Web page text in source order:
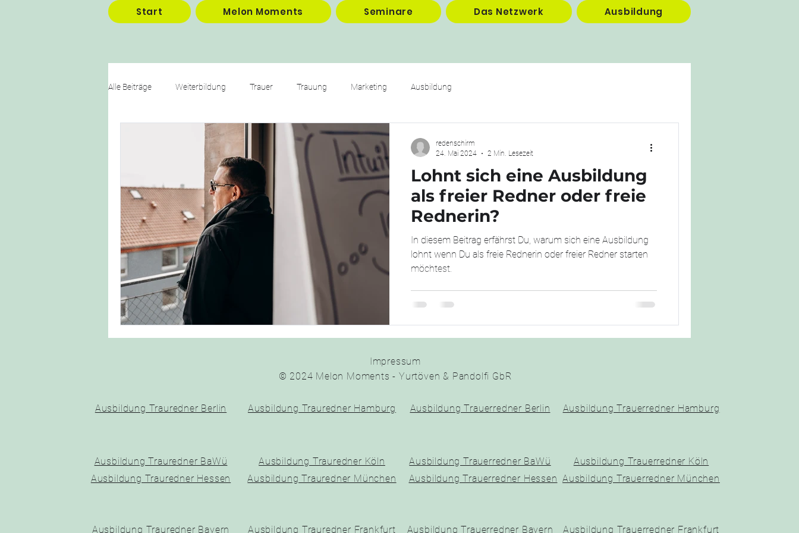
Start Melon Moments Seminare Das Netzwerk Ausbildung
Alle Beiträge Weiterbildung Trauer Trauung Marketing Ausbildung
Lohnt sich eine Ausbildung
als freier Redner oder freie
Rednerin?
In diesem Beitrag erfährst Du, warum sich eine Ausbildung
lohnt wenn Du als freie Rednerin oder freier Redner starten
möchtest.
redenschirm
24. Mai 2024
2 Min. Lesezeit
Impressum
© 2024 Melon Moments - Yurtöven & Pandolfi GbR
Ausbildung Trauredner Berlin Ausbildung Trauredner Hamburg Ausbildung Trauerredner Berlin Ausbildung Trauerredner Hamburg
Ausbildung Trauredner BaWü Ausbildung Trauredner Köln Ausbildung Trauerredner BaWü
Ausbildung Trauerredner Köln
Ausbildung Trauredner Hessen
Ausbildung Trauredner München Ausbildung Trauerredner Hessen Ausbildung Trauerredner München
Ausbildung Trauredner Bayern Ausbildung Trauredner Frankfurt Ausbildung Trauerredner Bayern Ausbildung Trauerredner Frankfurt